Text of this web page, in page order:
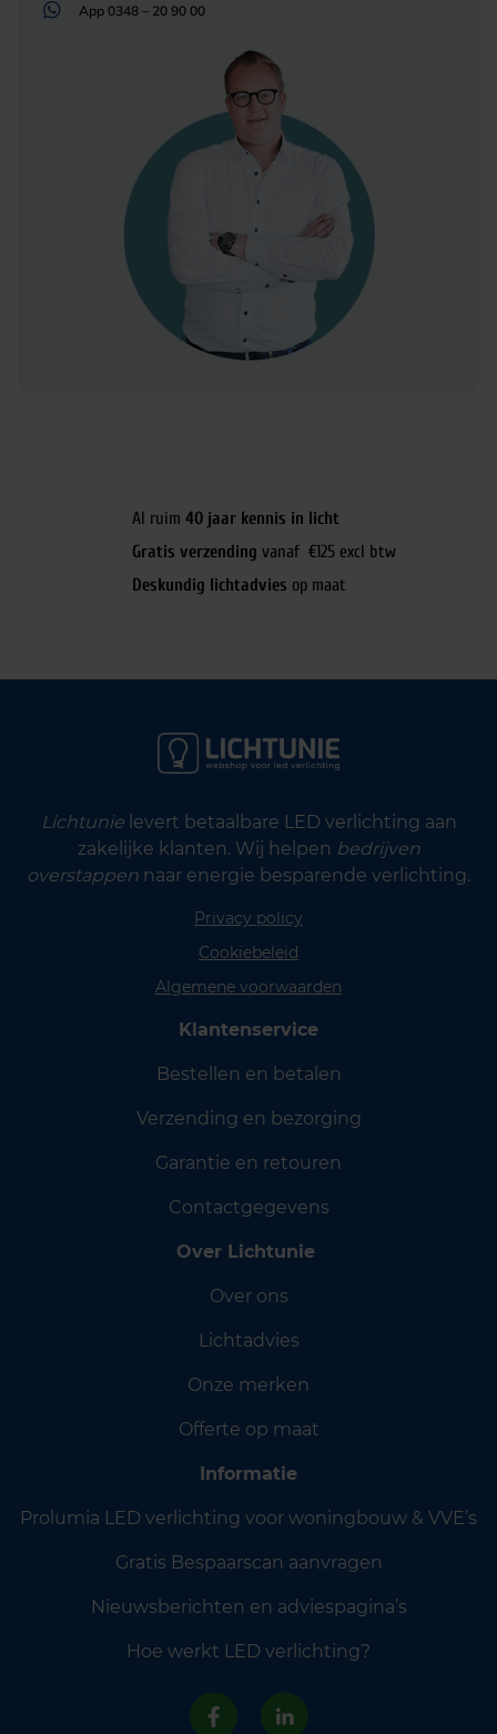
App 0348 – 20 90 00
Al ruim 40 jaar kennis in licht
Gratis verzending vanaf €125 excl btw
Deskundig lichtadvies op maat
Lichtunielevert betaalbare LED verlichting aan
zakelijke klanten. Wij helpen bedrijven
overstappen naar energie besparende verlichting.
Privacy policy
Cookiebeleid
Algemene voorwaarden
Klantenservice
Bestellen en betalen
Verzending en bezorging
Garantie en retouren
Contactgegevens
Over Lichtunie
Over ons
Lichtadvies
Onze merken
Offerte op maat
Informatie
Prolumia LED verlichting voor woningbouw & VVE’s
Gratis Bespaarscan aanvragen
Nieuwsberichten en adviespagina’s
Hoe werkt LED verlichting?